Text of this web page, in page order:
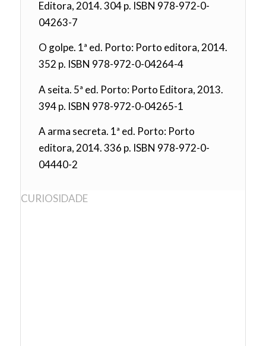
Editora, 2014. 304 p. ISBN 978-972-0-
04263-7
O golpe. 1ª ed. Porto: Porto editora, 2014.
352 p. ISBN 978-972-0-04264-4
A seita. 5ª ed. Porto: Porto Editora, 2013.
394 p. ISBN 978-972-0-04265-1
A arma secreta. 1ª ed. Porto: Porto
editora, 2014. 336 p. ISBN 978-972-0-
04440-2
CURIOSIDADE